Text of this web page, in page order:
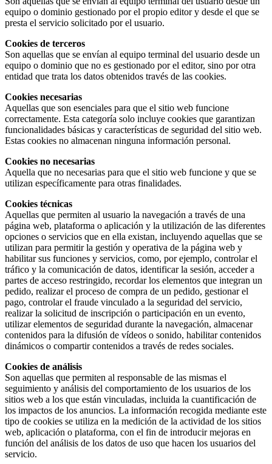
equipo o dominio gestionado por el propio editor y desde el que se
presta el servicio solicitado por el usuario.
Cookies de terceros
Son aquellas que se envían al equipo terminal del usuario desde un
equipo o dominio que no es gestionado por el editor, sino por otra
entidad que trata los datos obtenidos través de las cookies.
Cookies necesarias
Aquellas que son esenciales para que el sitio web funcione
correctamente. Esta categoría solo incluye cookies que garantizan
funcionalidades básicas y características de seguridad del sitio web.
Estas cookies no almacenan ninguna información personal.
Cookies no necesarias
Aquella que no necesarias para que el sitio web funcione y que se
utilizan específicamente para otras finalidades.
Cookies técnicas
Aquellas que permiten al usuario la navegación a través de una
página web, plataforma o aplicación y la utilización de las diferentes
opciones o servicios que en ella existan, incluyendo aquellas que se
utilizan para permitir la gestión y operativa de la página web y
habilitar sus funciones y servicios, como, por ejemplo, controlar el
tráfico y la comunicación de datos, identificar la sesión, acceder a
partes de acceso restringido, recordar los elementos que integran un
pedido, realizar el proceso de compra de un pedido, gestionar el
pago, controlar el fraude vinculado a la seguridad del servicio,
realizar la solicitud de inscripción o participación en un evento,
utilizar elementos de seguridad durante la navegación, almacenar
contenidos para la difusión de vídeos o sonido, habilitar contenidos
dinámicos o compartir contenidos a través de redes sociales.
Cookies de análisis
Son aquellas que permiten al responsable de las mismas el
seguimiento y análisis del comportamiento de los usuarios de los
sitios web a los que están vinculadas, incluida la cuantificación de
los impactos de los anuncios. La información recogida mediante este
tipo de cookies se utiliza en la medición de la actividad de los sitios
web, aplicación o plataforma, con el fin de introducir mejoras en
función del análisis de los datos de uso que hacen los usuarios del
servicio.